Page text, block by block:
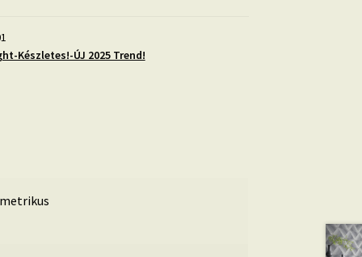
Készletes!-ÚJ 2025 Trend!